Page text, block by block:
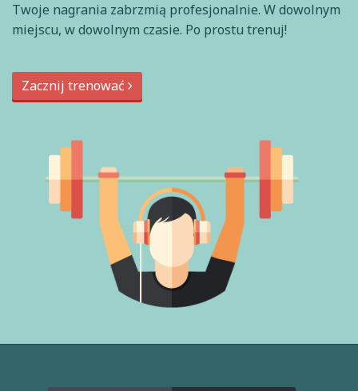
Twoje nagrania zabrzmią profesjonalnie. W dowolnym
miejscu, w dowolnym czasie. Po prostu trenuj!
Zacznij trenować